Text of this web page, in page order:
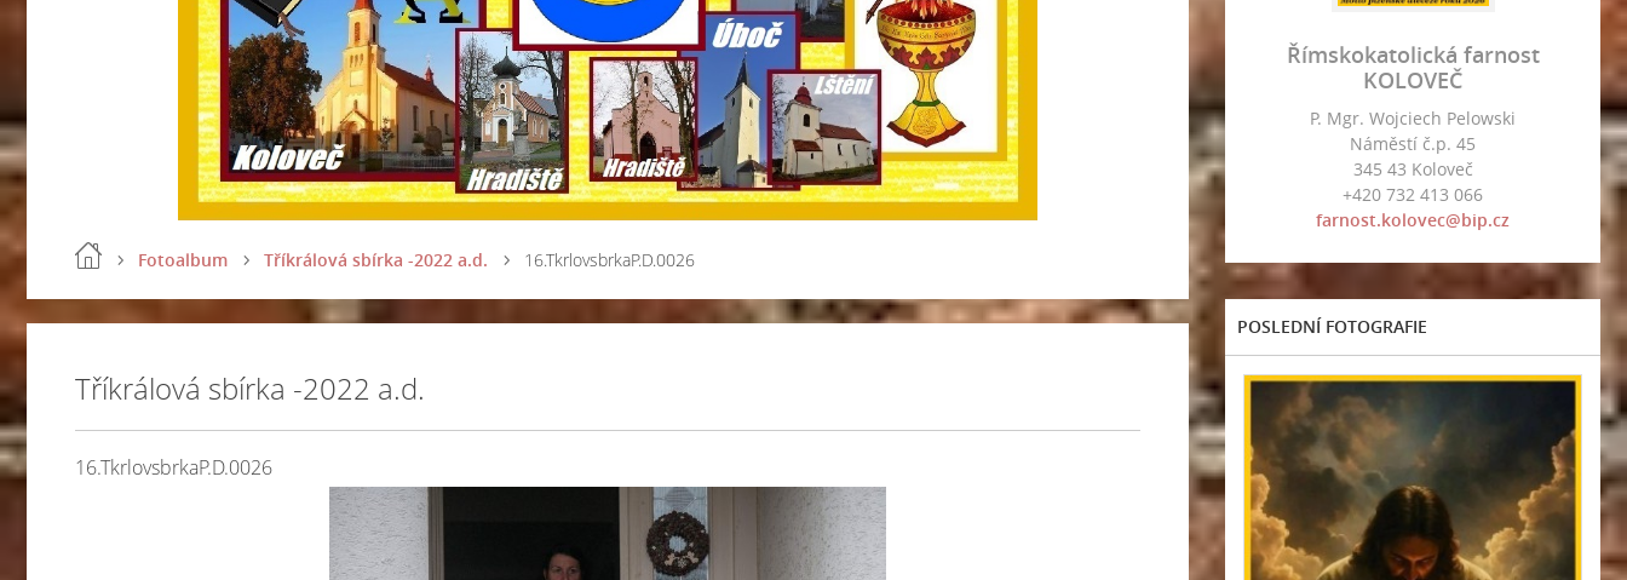
Fotoalbum Tříkrálová sbírka -2022 a.d. 16.TkrlovsbrkaP.D.0026
Tříkrálová sbírka -2022 a.d.
16.TkrlovsbrkaP.D.0026
Římskokatolická farnost
KOLOVEČ
P. Mgr. Wojciech Pelowski
Náměstí č.p. 45
345 43 Koloveč
+420 732 413 066
farnost.kolovec@bip.cz
POSLEDNÍ FOTOGRAFIE